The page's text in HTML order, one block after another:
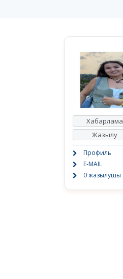
Хабарлама
Жазылу
Профиль
E-MAIL
0 жазылушы